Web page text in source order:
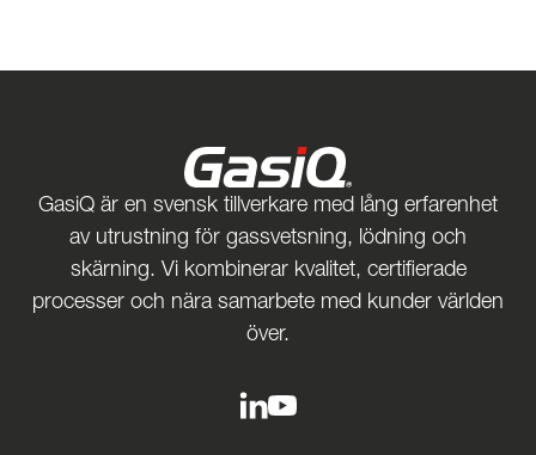
GasiQ är en svensk tillverkare med lång erfarenhet
av utrustning för gassvetsning, lödning och
skärning. Vi kombinerar kvalitet, certifierade
processer och nära samarbete med kunder världen
över.